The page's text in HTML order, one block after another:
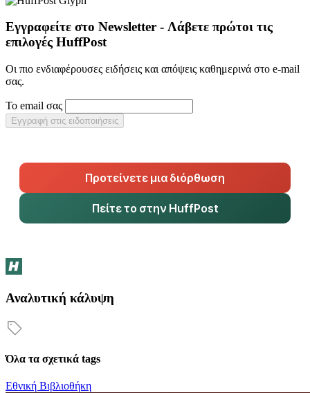
Εγγραφείτε στο Newsletter - Λάβετε πρώτοι τις
επιλογές HuffPost
Οι πιο ενδιαφέρουσες ειδήσεις και απόψεις καθημερινά στο e-mail
σας.
Το email σας
Εγγραφή στις ειδοποιήσεις
Προτείνετε μια διόρθωση
Πείτε το στην HuffPost
Αναλυτική κάλυψη
Όλα τα σχετικά tags
Εθνική Βιβλιοθήκη